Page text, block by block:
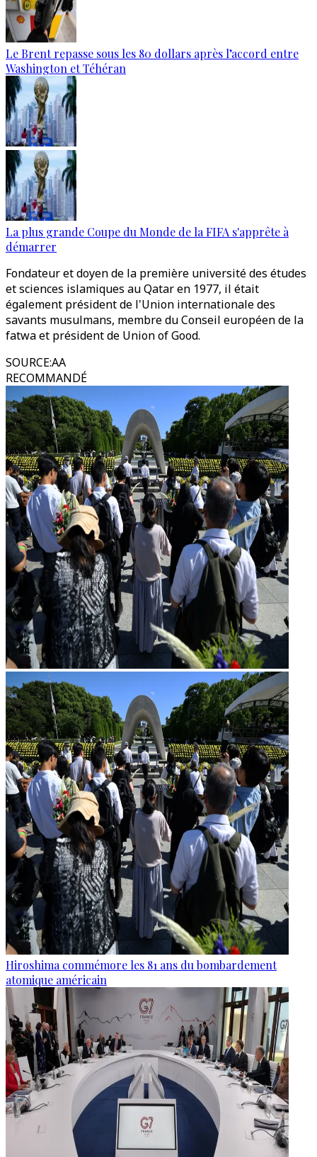
Le Brent repasse sous les 80 dollars après l’accord entre
Washington et Téhéran
La plus grande Coupe du Monde de la FIFA s'apprête à
démarrer
Fondateur et doyen de la première université des études
et sciences islamiques au Qatar en 1977, il était
également président de l'Union internationale des
savants musulmans, membre du Conseil européen de la
fatwa et président de Union of Good.
SOURCE:AA
RECOMMANDÉ
Hiroshima commémore les 81 ans du bombardement
atomique américain